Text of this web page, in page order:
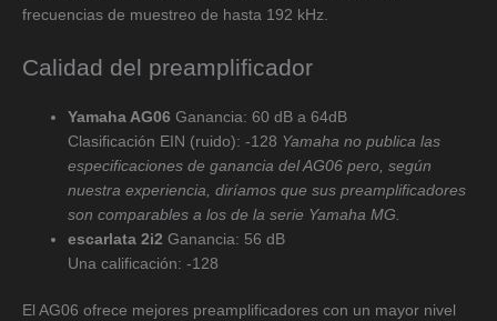
frecuencias de muestreo de hasta 192 kHz.
Calidad del preamplificador
Yamaha AG06Ganancia: 60 dB a 64dB
Clasificación EIN (ruido): -128 Yamaha no publica las
especificaciones de ganancia del AG06 pero, según
nuestra experiencia, diríamos que sus preamplificadores
son comparables a los de la serie Yamaha MG.
escarlata 2i2Ganancia: 56 dB
Una calificación: -128
El AG06 ofrece mejores preamplificadores con un mayor nivel